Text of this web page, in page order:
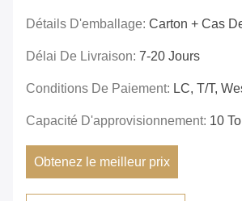
Détails D'emballage: Carton + Cas
Délai De Livraison: 7-20 Jours
Conditions De Paiement: LC, T/T,
Capacité D'approvisionnement: 10
Obtenez le meilleur prix